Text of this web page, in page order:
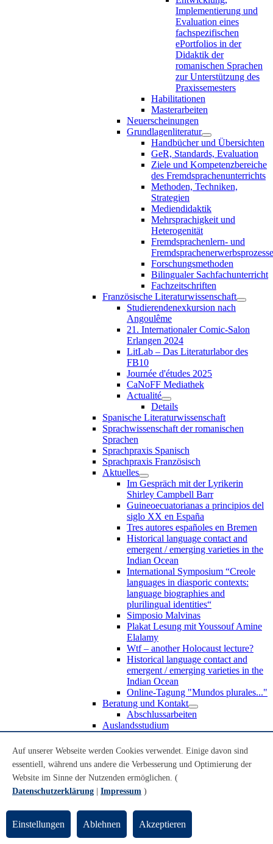
Implementierung und
Evaluation eines
fachspezifischen
ePortfolios in der
Didaktik der
romanischen Sprachen
zur Unterstützung des
Praxissemesters
Habilitationen
Masterarbeiten
Neuerscheinungen
Grundlagenliteratur
Handbücher und Übersichten
GeR, Standards, Evaluation
Ziele und Kompetenzbereiche
des Fremdsprachenunterrichts
Methoden, Techniken,
Strategien
Mediendidaktik
Mehrsprachigkeit und
Heterogenität
Fremdsprachenlern- und
Fremdsprachenerwerbsprozesse
Forschungsmethoden
Bilingualer Sachfachunterricht
Fachzeitschriften
Französische Literaturwissenschaft
Studierendenexkursion nach
Angoulême
21. Internationaler Comic-Salon
Erlangen 2024
LitLab – Das Literaturlabor des
FB10
Journée d'études 2025
CaNoFF Mediathek
Actualité
Details
Spanische Literaturwissenschaft
Sprachwissenschaft der romanischen
Sprachen
Sprachpraxis Spanisch
Sprachpraxis Französisch
Aktuelles
Im Gespräch mit der Lyrikerin
Shirley Campbell Barr
Guineoecuatorianas a principios del
siglo XX en España
Tres autores españoles en Bremen
Historical language contact and
emergent / emerging varieties in the
Indian Ocean
International Symposium “Creole
languages in diasporic contexts:
language biographies and
plurilingual identities“
Simposio Malvinas
Plakat Lesung mit Youssouf Amine
Elalamy
Wtf – another Holocaust lecture?
Historical language contact and
emergent / emerging varieties in the
Indian Ocean
Online-Tagung "Mundos plurales..."
Beratung und Kontakt
Abschlussarbeiten
Auslandsstudium
WoC Lab
Spanische Black Diaspora
Promotionen
Habilitationen
Nachwuchsförderung
Forschungszentren
Studienkommission
TnL
Auf unserer Webseite werden Cookies verwendet. Einige davon sind
essentiell, während uns andere die Verbesserung und Optimierung der
Website im Sinne der Nutzenden ermöglichen. (
Datenschutzerklärung
Impressum )
Einstellungen Ablehnen Akzeptieren